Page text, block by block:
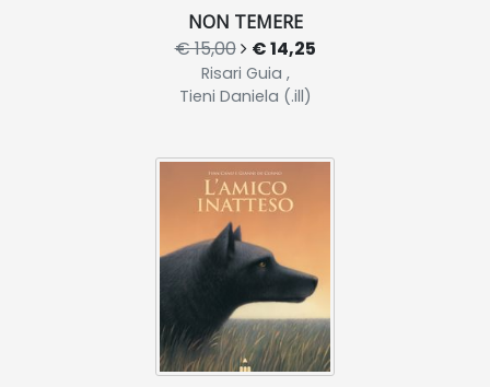
NON TEMERE
€ 15,00 € 14,25
Risari Guia ,
Tieni Daniela (.ill)